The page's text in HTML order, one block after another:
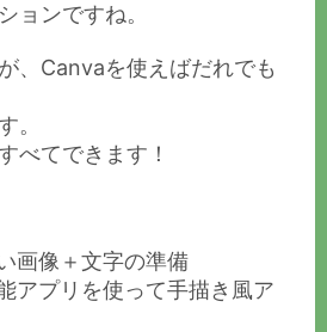
ョンですね。
、Canvaを使えばだれでも
。
べてできます！
画像＋文字の準備
アプリを使って手描き風ア